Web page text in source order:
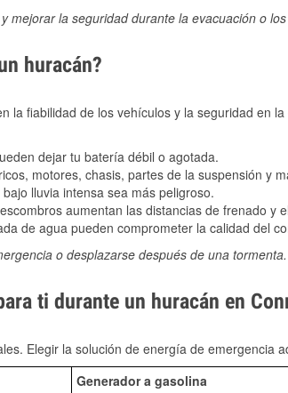
la seguridad durante la evacuación o
huracán?
fiabilidad de los vehículos y la seguridad en
dejar tu batería débil o agotada.
motores, chasis, partes de la suspensión y
lluvia intensa sea más peligroso.
aumentan las distancias de frenado y
de agua pueden comprometer la calidad del
o desplazarse después de una tormenta.
ti durante un huracán en
Elegir la solución de energía de emergencia
Generador a gasolina